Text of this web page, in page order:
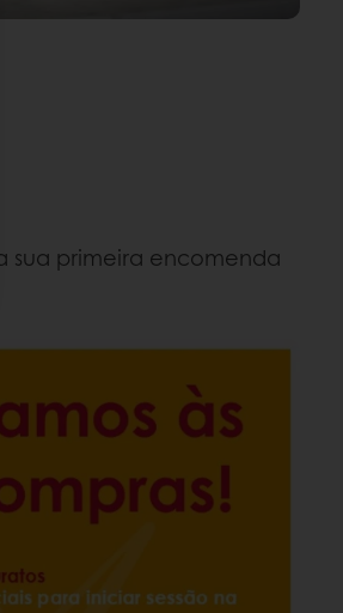
sua primeira encomenda